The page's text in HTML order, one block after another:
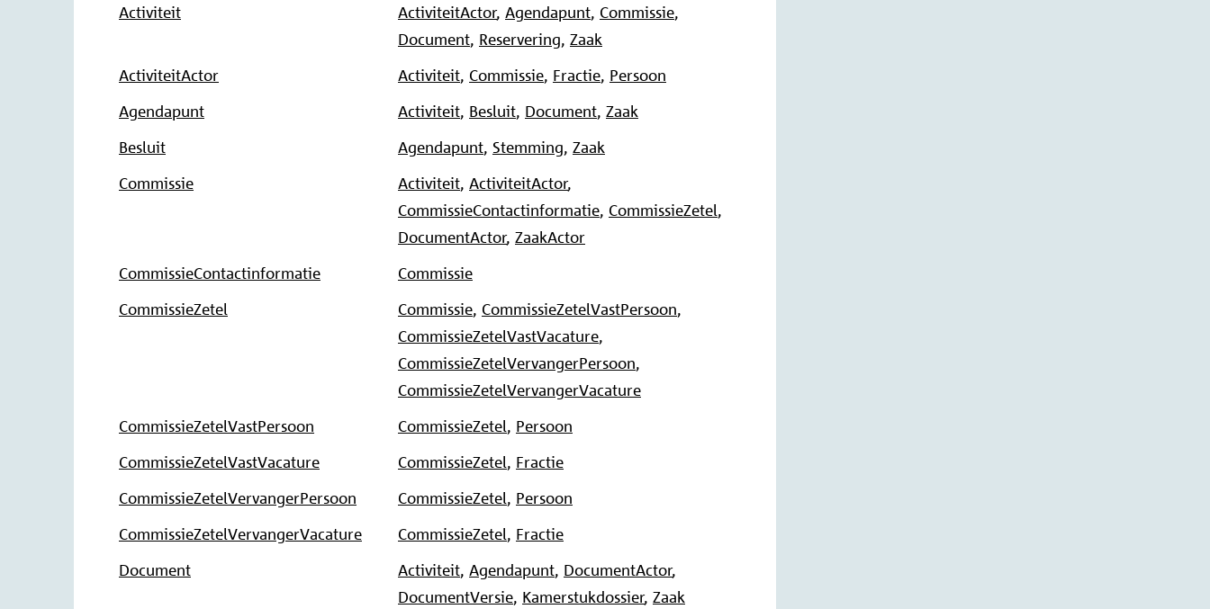
Activiteit
ActiviteitActor, Agendapunt, Commissie,
Document, Reservering, Zaak
ActiviteitActor
Activiteit, Commissie, Fractie, Persoon
Agendapunt
Activiteit, Besluit, Document, Zaak
Besluit
Agendapunt, Stemming, Zaak
Commissie
Activiteit, ActiviteitActor,
CommissieContactinformatie, CommissieZetel,
DocumentActor, ZaakActor
CommissieContactinformatie
Commissie
CommissieZetel
Commissie, CommissieZetelVastPersoon,
CommissieZetelVastVacature,
CommissieZetelVervangerPersoon,
CommissieZetelVervangerVacature
CommissieZetelVastPersoon
CommissieZetel, Persoon
CommissieZetelVastVacature
CommissieZetel, Fractie
CommissieZetelVervangerPersoon
CommissieZetel, Persoon
CommissieZetelVervangerVacature
CommissieZetel, Fractie
Document
Activiteit, Agendapunt, DocumentActor,
DocumentVersie, Kamerstukdossier, Zaak